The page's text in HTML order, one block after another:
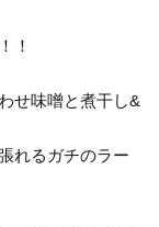
！
せ味噌と煮干し&
れるガチのラー